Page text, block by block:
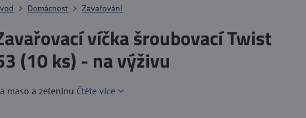
Domácnost Zavařování
víčka šroubovací Twist
(10 ks) - na výživu
maso a zeleninu Čtěte více